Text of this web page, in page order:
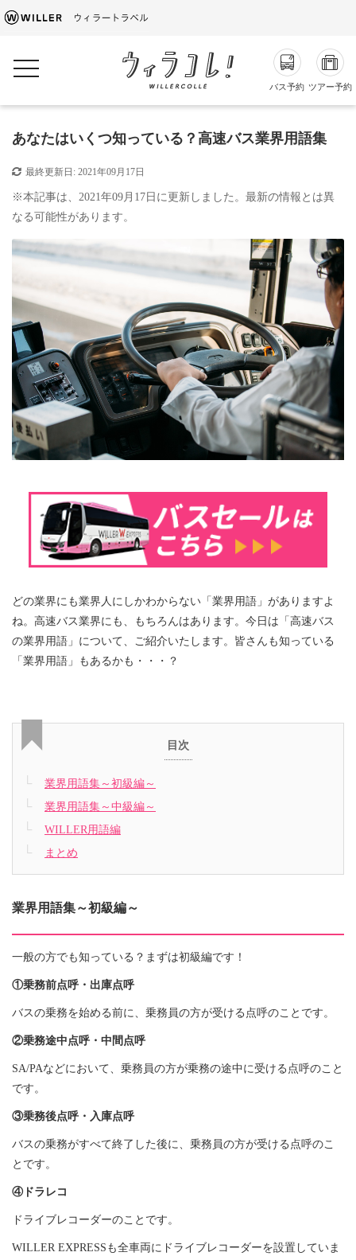
バス予約 ツアー予約
toggle navigation
あなたはいくつ知っている？高速バス業界用語集
最終更新日: 2021年09月17日
※本記事は、2021年09月17日に更新しました。最新の情報とは異
なる可能性があります。
どの業界にも業界人にしかわからない「業界用語」がありますよ
ね。高速バス業界にも、もちろんはあります。今日は「高速バス
の業界用語」について、ご紹介いたします。皆さんも知っている
「業界用語」もあるかも・・・？
目次
業界用語集～初級編～
業界用語集～中級編～
WILLER用語編
まとめ
業界用語集～初級編～
一般の方でも知っている？まずは初級編です！
①乗務前点呼・出庫点呼
バスの乗務を始める前に、乗務員の方が受ける点呼のことです。
②乗務途中点呼・中間点呼
SA/PAなどにおいて、乗務員の方が乗務の途中に受ける点呼のこと
です。
③乗務後点呼・入庫点呼
バスの乗務がすべて終了した後に、乗務員の方が受ける点呼のこ
とです。
④ドラレコ
ドライブレコーダーのことです。
WILLER EXPRESSも全車両にドライブレコーダーを設置していま